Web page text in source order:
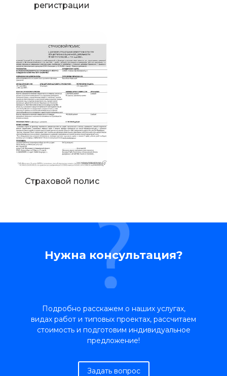
регистрации
Страховой полис
Нужна консультация?
Подробно расскажем о наших услугах,
видах работ и типовых проектах, рассчитаем
стоимость и подготовим индивидуальное
предложение!
Задать вопрос